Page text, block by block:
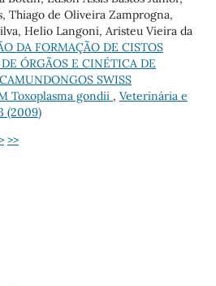
Thiago de Oliveira Zamprogna,
Helio Langoni, Aristeu Vieira da
DA FORMAÇÃO DE CISTOS
ÓRGÃOS E CINÉTICA DE
SWISS
Toxoplasma gondii , Veterinária e
(2009)
>>